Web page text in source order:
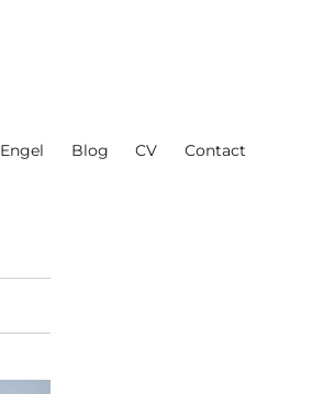
Engel Blog CV Contact